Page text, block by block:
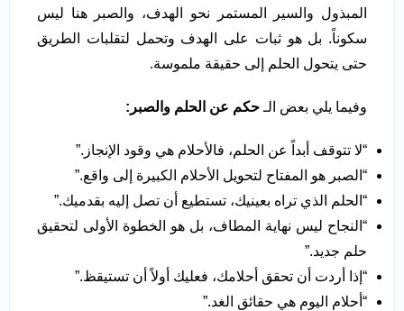
المبذول والسير المستمر نحو الهدف، والصبر هنا ليس
سكوناً. بل هو ثبات على الهدف وتحمل لتقلبات الطريق
حتى يتحول الحلم إلى حقيقة ملموسة.
وفيما يلي بعض الـ حكم عن الحلم والصبر :
“لا تتوقف أبداً عن الحلم، فالأحلام هي وقود الإنجاز.”
“الصبر هو المفتاح لتحويل الأحلام الكبيرة إلى واقع.”
“الحلم الذي تراه بعينيك، تستطيع أن تصل إليه بقدميك.”
“النجاح ليس نهاية المطاف، بل هو الخطوة الأولى لتحقيق
حلم جديد.”
“إذا أردت أن تحقق أحلامك، فعليك أولاً أن تستيقظ.”
“أحلام اليوم هي حقائق الغد.”